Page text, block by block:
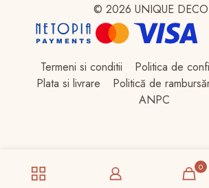
© 2026 UNIQUE
Termeni si conditii
Politica de
Plata si livrare
Politică de
ANPC
0